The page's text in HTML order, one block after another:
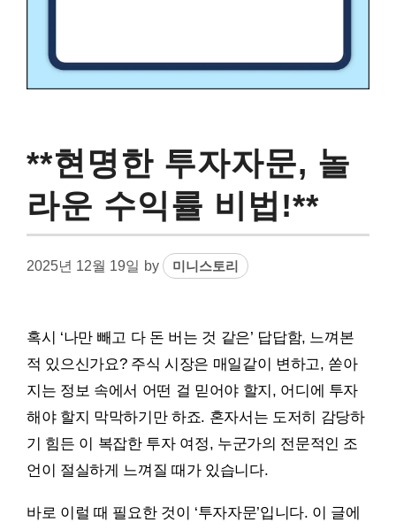
**현명한 투자자문, 놀
라운 수익률 비법!**
2025년 12월 19일 by 미니스토리
혹시 ‘나만 빼고 다 돈 버는 것 같은’ 답답함, 느껴본
적 있으신가요? 주식 시장은 매일같이 변하고, 쏟아
지는 정보 속에서 어떤 걸 믿어야 할지, 어디에 투자
해야 할지 막막하기만 하죠. 혼자서는 도저히 감당하
기 힘든 이 복잡한 투자 여정, 누군가의 전문적인 조
언이 절실하게 느껴질 때가 있습니다.
바로 이럴 때 필요한 것이 ‘투자자문’입니다. 이 글에